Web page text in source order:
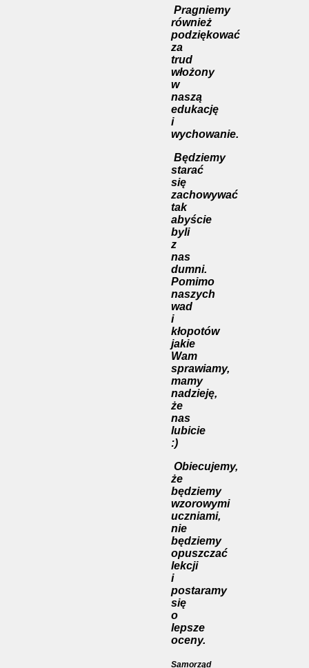
Pragniemy
również
podziękować
za
trud
włożony
w
naszą
edukację
i
wychowanie.
Będziemy
starać
się
zachowywać
tak
abyście
byli
z
nas
dumni.
Pomimo
naszych
wad
i
kłopotów
jakie
Wam
sprawiamy,
mamy
nadzieję,
że
nas
lubicie
:)
Obiecujemy,
że
będziemy
wzorowymi
uczniami,
nie
będziemy
opuszczać
lekcji
i
postaramy
się
o
lepsze
oceny.
Samorząd